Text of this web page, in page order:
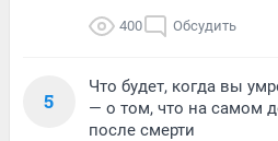
400 Обсудить
5
Что будет, когда вы
— о том, что на самом
после смерти